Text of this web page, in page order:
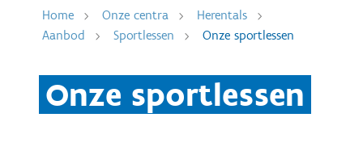
Home Onze centra
Herentals
Aanbod
Sportlessen Onze sportlessen
Onze sportlessen